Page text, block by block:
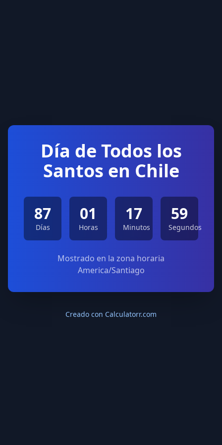
Día de Todos los
Santos en Chile
87
Días
01
Horas
17
Minutos
59
Segundos
Mostrado en la zona horaria
America/Santiago
Creado con Calculatorr.com